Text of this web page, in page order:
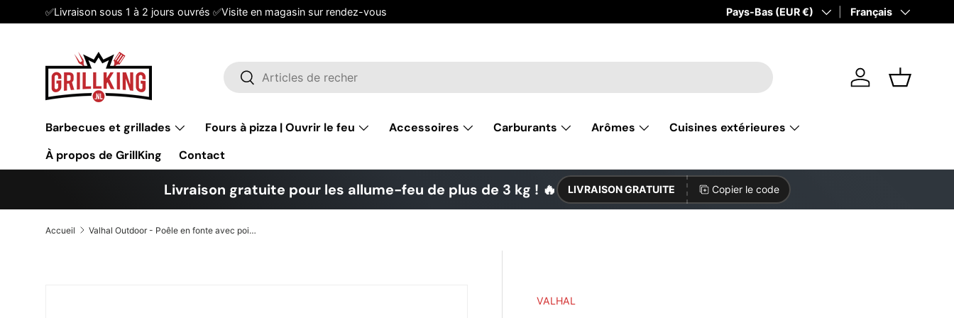
Aller au contenu
✅Livraison sous 1 à 2 jours ouvrés ✅Visite en magasin sur rendez-vous Pays
Pays-Bas (EUR €) LangueFrançais
Recherche
Rechercher
Se connecter
Panier
Barbecues et grillades Fours à pizza | Ouvrir le feu Accessoires Carburants Arômes
Cuisines extérieures
À propos de GrillKing
Contact
Livraison gratuite pour les allume-feu de plus de 3 kg ! 🔥 LIVRAISON GRATUITE Copier le code
Accueil Valhal Outdoor - Poêle en fonte avec poignées ø50 cm
VALHAL